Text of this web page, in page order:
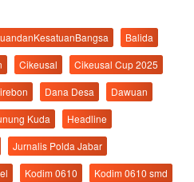
Balida
Cikeusal
Cikeusal Cup 2025
Dana Desa
Dawuan
Kuda
Headline
Jurnalis Polda Jabar
Kodim 0610
Kodim 0610 smd